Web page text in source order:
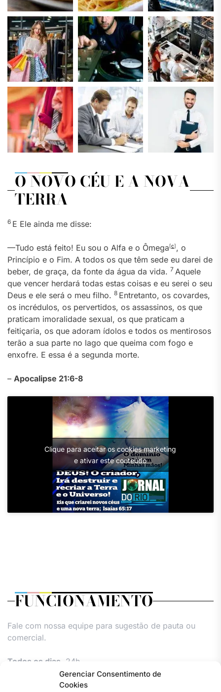
Gerenciar Consentimento de
Cookies
O NOVO CÉU E A NOVA
TERRA
6 E Ele ainda me disse:
—Tudo está feito! Eu sou o Alfa e o Ômega[c], o
Princípio e o Fim. A todos os que têm sede eu darei de
beber, de graça, da fonte da água da vida. 7 Aquele
que vencer herdará todas estas coisas e eu serei o seu
Deus e ele será o meu filho. 8 Entretanto, os covardes,
os incrédulos, os pervertidos, os assassinos, os que
praticam imoralidade sexual, os que praticam a
feitiçaria, os que adoram ídolos e todos os mentirosos
terão a sua parte no lago que queima com fogo e
enxofre. E essa é a segunda morte.
– Apocalipse 21:6-8
Clique para aceitar os cookies marketing
e ativar este conteúdo
FUNCIONAMENTO
Fale com nossa equipe para sugestão de pauta ou
comercial.
Todos os dias, 24h.